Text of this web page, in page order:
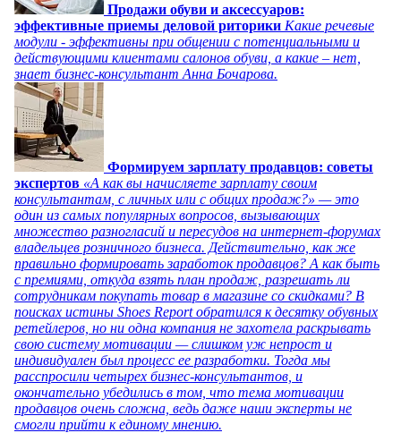
Продажи обуви и аксессуаров:
эффективные приемы деловой риторики Какие речевые
модули - эффективны при общении с потенциальными и
действующими клиентами салонов обуви, а какие – нет,
знает бизнес-консультант Анна Бочарова.
Формируем зарплату продавцов: советы
экспертов «А как вы начисляете зарплату своим
консультантам, с личных или с общих продаж?» — это
один из самых популярных вопросов, вызывающих
множество разногласий и пересудов на интернет-форумах
владельцев розничного бизнеса. Действительно, как же
правильно формировать заработок продавцов? А как быть
с премиями, откуда взять план продаж, разрешать ли
сотрудникам покупать товар в магазине со скидками? В
поисках истины Shoes Report обратился к десятку обувных
ретейлеров, но ни одна компания не захотела раскрывать
свою систему мотивации — слишком уж непрост и
индивидуален был процесс ее разработки. Тогда мы
расспросили четырех бизнес-консультантов, и
окончательно убедились в том, что тема мотивации
продавцов очень сложна, ведь даже наши эксперты не
смогли прийти к единому мнению.